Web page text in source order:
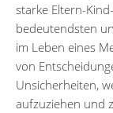
starke Eltern-
bedeutendsten
im Leben eines
von
Unsicherheiten,
aufzuziehen und